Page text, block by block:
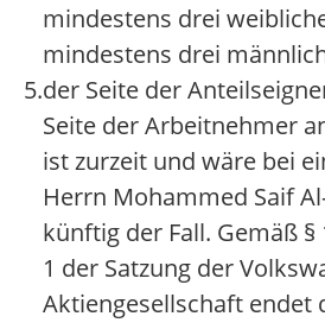
5.
mindestens drei
mindestens drei
der Seite der
Seite der Arbeitnehmer
ist zurzeit und wäre bei
Herrn Mohammed Saif
künftig der Fall. Gemäß §
1 der Satzung der
Aktiengesellschaft endet